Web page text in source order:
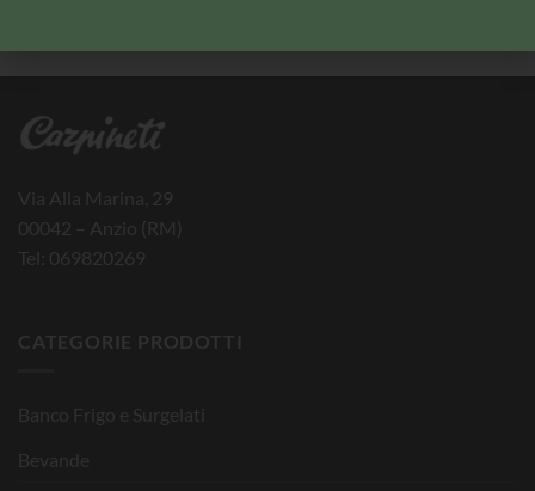
Via Alla Marina, 29
00042 – Anzio (RM)
Tel: 069820269
CATEGORIE PRODOTTI
Banco Frigo e Surgelati
Bevande